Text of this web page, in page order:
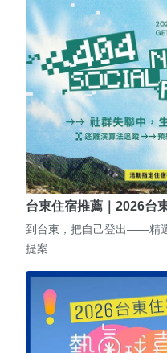
台東住宿推薦｜2026台
到台東，把自己登出——精
提案